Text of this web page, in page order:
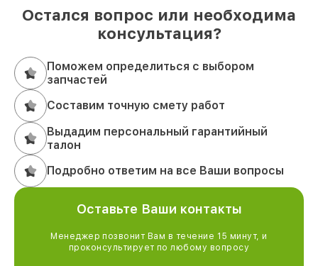
Остался вопрос или необходима
консультация?
Поможем определиться с выбором
запчастей
Составим точную смету работ
Выдадим персональный гарантийный
талон
Подробно ответим на все Ваши вопросы
Оставьте Ваши контакты
Менеджер позвонит Вам в течение 15 минут, и
проконсультирует по любому вопросу